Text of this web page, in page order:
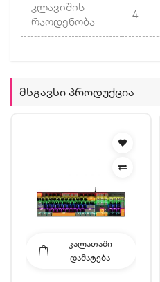
კლავიშის
რაოდენობა
4
Მსგავსი Პროდუქცია
ᲙᲐᲚᲐᲗᲐᲨᲘ
ᲓᲐᲛᲐᲢᲔᲑᲐ